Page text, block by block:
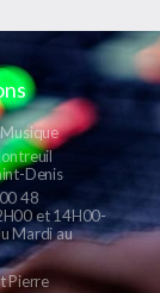
Denis
48
et 14H00-
Mardi au
Pierre